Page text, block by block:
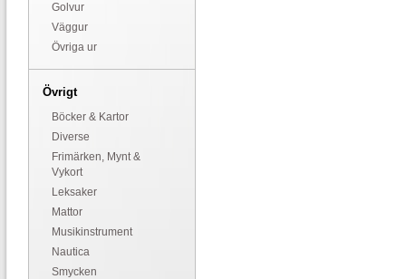
Golvur
Väggur
Övriga ur
Övrigt
Böcker & Kartor
Diverse
Frimärken, Mynt &
Vykort
Leksaker
Mattor
Musikinstrument
Nautica
Smycken